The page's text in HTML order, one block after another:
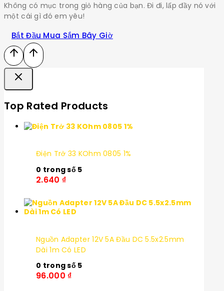
Không có mục trong giỏ hàng của bạn. Đi đi, lấp đầy nó với
một cái gì đó em yêu!
Bắt Đầu Mua Sắm Bây Giờ
Top Rated Products
Điện Trở 33 KOhm 0805 1%
0 trong số 5
2.640 ₫
Nguồn Adapter 12V 5A Đầu DC 5.5x2.5mm
Dài 1m Có LED
0 trong số 5
96.000 ₫